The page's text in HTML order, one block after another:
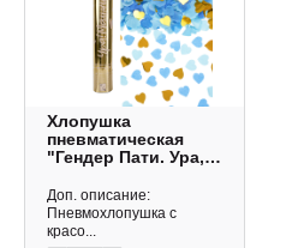
Хлопушка
пневматическая
"Гендер Пати. Ура,
30см, золото/
голубой 723006 Дон
Баллон
Доп. описание:
Пневмохлопушка с
красо...